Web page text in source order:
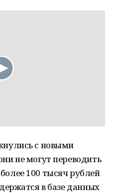
с новыми
не могут переводить
100 тысяч рублей
в базе данных